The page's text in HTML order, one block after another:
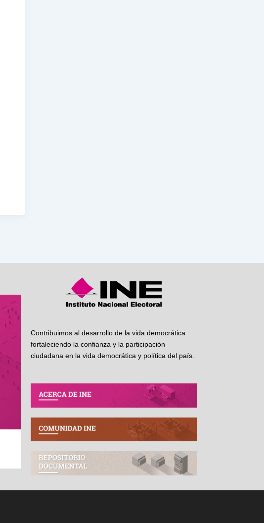
Contribuimos al desarrollo de la vida democrática
fortaleciendo la confianza y la participación
ciudadana en la vida democrática y política del país.